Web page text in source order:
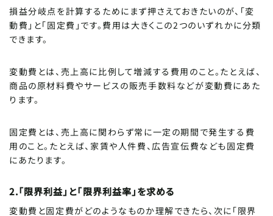
損益分岐点を計算するためにまず押さえておきたいのが、「変
動費」と「固定費」です。費用は大きくこの2つのいずれかに分類
できます。
変動費とは、売上高に比例して増減する費用のこと。たとえば、
商品の原材料費やサービスの販売手数料などが変動費にあた
ります。
固定費とは、売上高に関わらず常に一定の期間で発生する費
用のこと。たとえば、家賃や人件費、広告宣伝費なども固定費
にあたります。
2.「限界利益」と「限界利益率」を求める
変動費と固定費がどのようなものか理解できたら、次に「限界